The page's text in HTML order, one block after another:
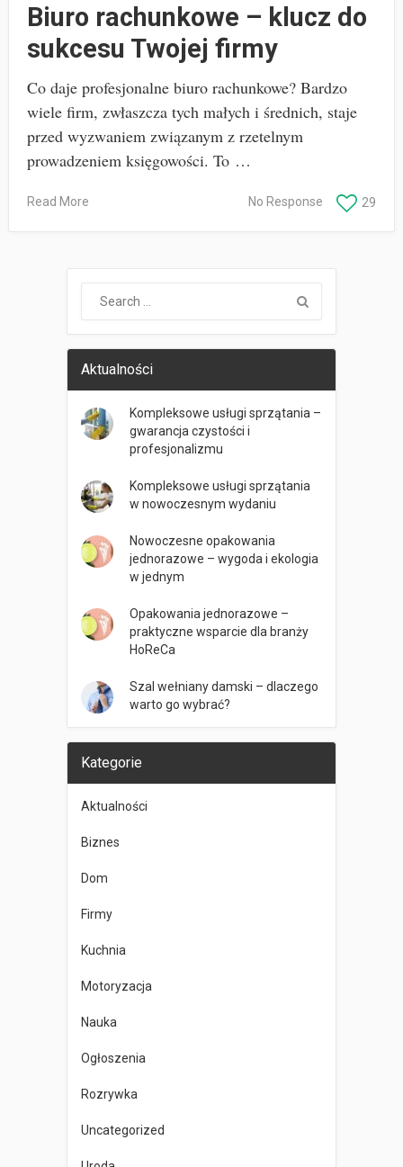
Biuro rachunkowe – klucz do
sukcesu Twojej firmy
Co daje profesjonalne biuro rachunkowe? Bardzo
wiele firm, zwłaszcza tych małych i średnich, staje
przed wyzwaniem związanym z rzetelnym
prowadzeniem księgowości. To …
Read More 29
No Response
Aktualności
Kompleksowe usługi sprzątania –
gwarancja czystości i
profesjonalizmu
Kompleksowe usługi sprzątania
w nowoczesnym wydaniu
Nowoczesne opakowania
jednorazowe – wygoda i ekologia
w jednym
Opakowania jednorazowe –
praktyczne wsparcie dla branży
HoReCa
Szal wełniany damski – dlaczego
warto go wybrać?
Kategorie
Aktualności
Biznes
Dom
Firmy
Kuchnia
Motoryzacja
Nauka
Ogłoszenia
Rozrywka
Uncategorized